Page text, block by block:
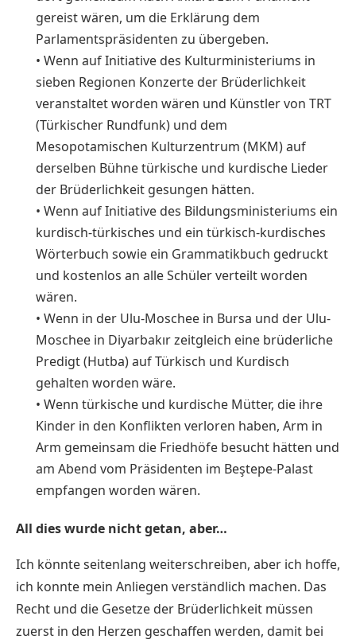
gereist wären, um die Erklärung dem
Parlamentspräsidenten zu übergeben.
• Wenn auf Initiative des Kulturministeriums in
sieben Regionen Konzerte der Brüderlichkeit
veranstaltet worden wären und Künstler von TRT
(Türkischer Rundfunk) und dem
Mesopotamischen Kulturzentrum (MKM) auf
derselben Bühne türkische und kurdische Lieder
der Brüderlichkeit gesungen hätten.
• Wenn auf Initiative des Bildungsministeriums ein
kurdisch-türkisches und ein türkisch-kurdisches
Wörterbuch sowie ein Grammatikbuch gedruckt
und kostenlos an alle Schüler verteilt worden
wären.
• Wenn in der Ulu-Moschee in Bursa und der Ulu-
Moschee in Diyarbakır zeitgleich eine brüderliche
Predigt (Hutba) auf Türkisch und Kurdisch
gehalten worden wäre.
• Wenn türkische und kurdische Mütter, die ihre
Kinder in den Konflikten verloren haben, Arm in
Arm gemeinsam die Friedhöfe besucht hätten und
am Abend vom Präsidenten im Beştepe-Palast
empfangen worden wären.
All dies wurde nicht getan, aber…
Ich könnte seitenlang weiterschreiben, aber ich hoffe,
ich konnte mein Anliegen verständlich machen. Das
Recht und die Gesetze der Brüderlichkeit müssen
zuerst in den Herzen geschaffen werden, damit bei